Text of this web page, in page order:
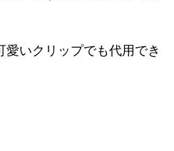
いクリップでも代用でき